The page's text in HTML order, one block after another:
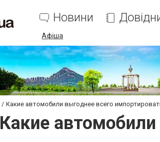
Новини
Афіша
Какие автомобили выгоднее всего
Какие